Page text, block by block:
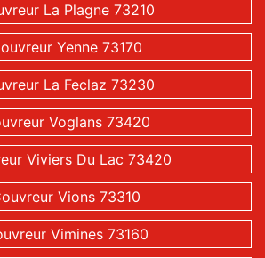
La Plagne 73210
Yenne 73170
La Feclaz 73230
Voglans 73420
Viviers Du Lac 73420
Vions 73310
Vimines 73160